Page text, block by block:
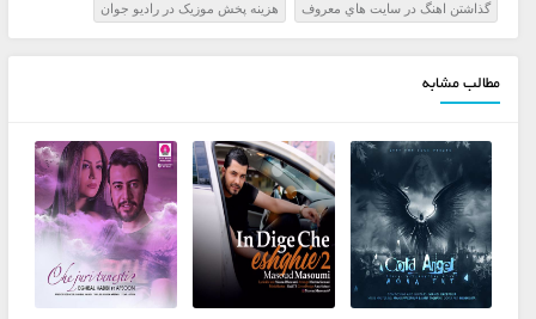
گذاشتن اهنگ در سايت هاي معروف هزينه پخش موزيک در راديو جوان
مطالب مشابه